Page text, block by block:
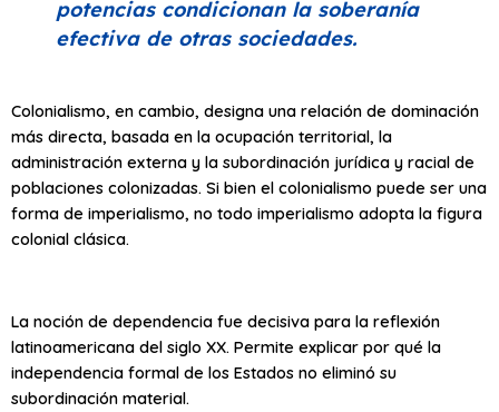
potencias condicionan la soberanía
efectiva de otras sociedades.
Colonialismo, en cambio, designa una relación de dominación
más directa, basada en la ocupación territorial, la
administración externa y la subordinación jurídica y racial de
poblaciones colonizadas. Si bien el colonialismo puede ser una
forma de imperialismo, no todo imperialismo adopta la figura
colonial clásica.
La noción de dependencia fue decisiva para la reflexión
latinoamericana del siglo XX. Permite explicar por qué la
independencia formal de los Estados no eliminó su
subordinación material.